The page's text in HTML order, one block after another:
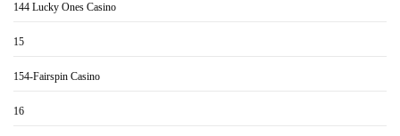
144 Lucky Ones Casino
15
154-Fairspin Casino
16